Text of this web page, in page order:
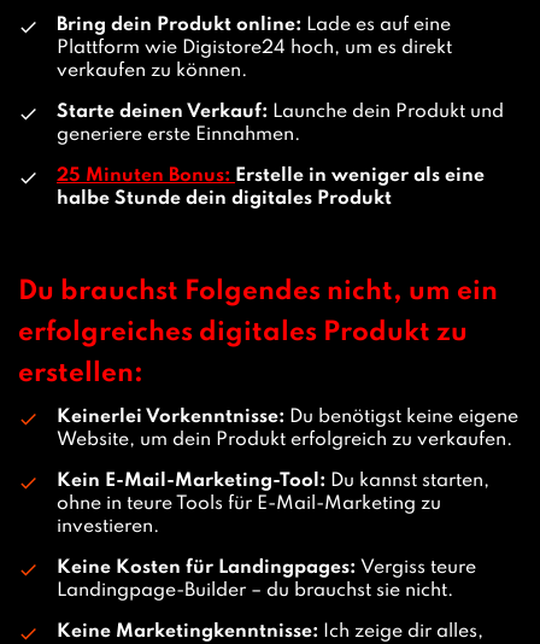
Bring dein Produkt online: Lade es auf eine
Plattform wie Digistore24 hoch, um es direkt
verkaufen zu können.
Starte deinen Verkauf: Launche dein Produkt und
generiere erste Einnahmen.
25 Minuten Bonus: Erstelle in weniger als eine
halbe Stunde dein digitales Produkt
Du brauchst Folgendes nicht, um ein
erfolgreiches digitales Produkt zu
erstellen:
Keinerlei Vorkenntnisse: Du benötigst keine eigene
Website, um dein Produkt erfolgreich zu verkaufen.
Kein E-Mail-Marketing-Tool: Du kannst starten,
ohne in teure Tools für E-Mail-Marketing zu
investieren.
Keine Kosten für Landingpages: Vergiss teure
Landingpage-Builder – du brauchst sie nicht.
Keine Marketingkenntnisse:
Ich zeige dir alles,